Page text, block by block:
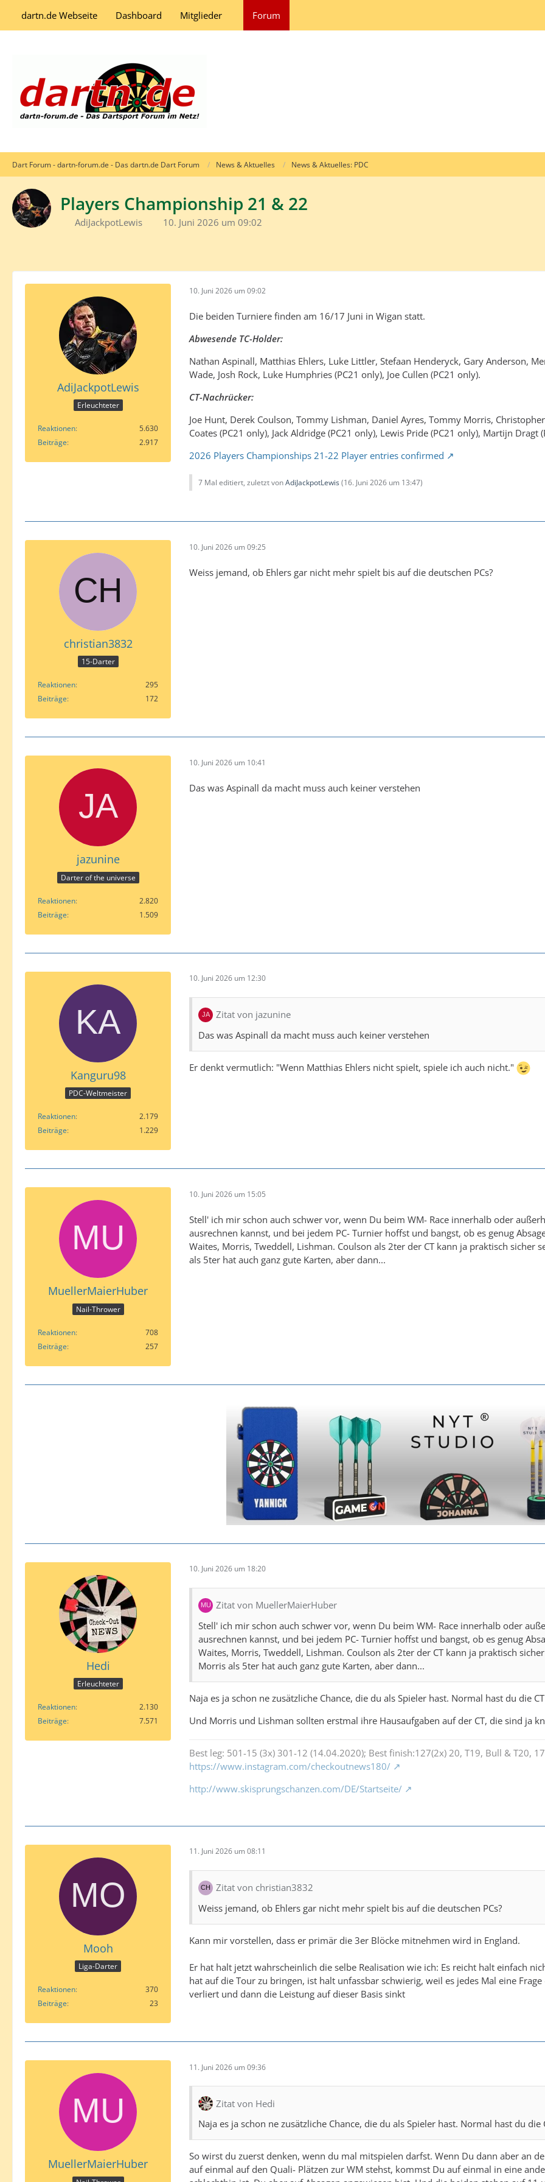
dartn.de Webseite Dashboard Mitglieder Forum
Dart Forum - dartn-forum.de - Das dartn.de Dart Forum News & Aktuelles News & Aktuelles: PDC
Players Championship 21 & 22
AdiJackpotLewis 10. Juni 2026 um 09:02
AdiJackpotLewis
Erleuchteter
Reaktionen
5.630
Beiträge
2.917
10. Juni 2026 um 09:02
Die beiden Turniere finden am 16/17 Juni in Wigan statt.
Abwesende TC-Holder:
Nathan Aspinall, Matthias Ehlers, Luke Littler, Stefaan Henderyck, Gary Anderson,
Wade, Josh Rock, Luke Humphries (PC21 only), Joe Cullen (PC21 only).
CT-Nachrücker:
Joe Hunt, Derek Coulson, Tommy Lishman, Daniel Ayres, Tommy Morris,
Coates (PC21 only), Jack Aldridge (PC21 only), Lewis Pride (PC21 only), Martijn Dragt
2026 Players Championships 21-22 Player entries confirmed
7 Mal editiert, zuletzt vonAdiJackpotLewis(16. Juni 2026 um 13:47)
christian3832
15-Darter
Reaktionen
295
Beiträge
172
10. Juni 2026 um 09:25
Weiss jemand, ob Ehlers gar nicht mehr spielt bis auf die deutschen PCs?
jazunine
Darter of the universe
Reaktionen
2.820
Beiträge
1.509
10. Juni 2026 um 10:41
Das was Aspinall da macht muss auch keiner verstehen
Kanguru98
PDC-Weltmeister
Reaktionen
2.179
Beiträge
1.229
10. Juni 2026 um 12:30
Zitat von jazunine
Das was Aspinall da macht muss auch keiner verstehen
Er denkt vermutlich: "Wenn Matthias Ehlers nicht spielt, spiele ich auch nicht."
MuellerMaierHuber
Nail-Thrower
Reaktionen
708
Beiträge
257
10. Juni 2026 um 15:05
Stell' ich mir schon auch schwer vor, wenn Du beim WM- Race innerhalb oder
ausrechnen kannst, und bei jedem PC- Turnier hoffst und bangst, ob es genug
Waites, Morris, Tweddell, Lishman. Coulson als 2ter der CT kann ja praktisch
als 5ter hat auch ganz gute Karten, aber dann...
Hedi
Erleuchteter
Reaktionen
2.130
Beiträge
7.571
10. Juni 2026 um 18:20
Zitat von MuellerMaierHuber
Stell' ich mir schon auch schwer vor, wenn Du beim WM- Race innerhalb oder
ausrechnen kannst, und bei jedem PC- Turnier hoffst und bangst, ob es genug
Waites, Morris, Tweddell, Lishman. Coulson als 2ter der CT kann ja praktisch
Morris als 5ter hat auch ganz gute Karten, aber dann...
Naja es ja schon ne zusätzliche Chance, die du als Spieler hast. Normal hast du die
Und Morris und Lishman sollten erstmal ihre Hausaufgaben auf der CT, die sind ja
Best leg: 501-15 (3x) 301-12 (14.04.2020); Best finish:127(2x) 20, T19, Bull & T20,
https://www.instagram.com/checkoutnews180/
http://www.skisprungschanzen.com/DE/Startseite/
Mooh
Liga-Darter
Reaktionen
370
Beiträge
23
11. Juni 2026 um 08:11
Zitat von christian3832
Weiss jemand, ob Ehlers gar nicht mehr spielt bis auf die deutschen PCs?
Kann mir vorstellen, dass er primär die 3er Blöcke mitnehmen wird in England.
Er hat halt jetzt wahrscheinlich die selbe Realisation wie ich: Es reicht halt einfach
hat auf die Tour zu bringen, ist halt unfassbar schwierig, weil es jedes Mal eine
verliert und dann die Leistung auf dieser Basis sinkt
MuellerMaierHuber
11. Juni 2026 um 09:36
Zitat von Hedi
Naja es ja schon ne zusätzliche Chance, die du als Spieler hast. Normal hast du die
So wirst du zuerst denken, wenn du mal mitspielen darfst. Wenn Du dann aber an
auf einmal auf den Quali- Plätzen zur WM stehst, kommst Du auf einmal in eine